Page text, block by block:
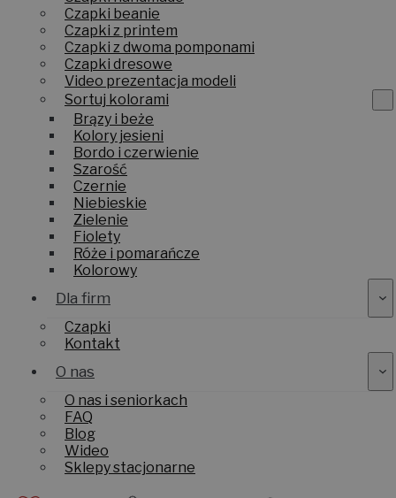
Czapki beanie
Czapki z printem
Czapki z dwoma pomponami
Czapki dresowe
Video prezentacja modeli
Sortuj kolorami
Brązy i beże
Kolory jesieni
Bordo i czerwienie
Szarość
Czernie
Niebieskie
Zielenie
Fiolety
Róże i pomarańcze
Kolorowy
Dla firm
Czapki
Kontakt
O nas
O nas i seniorkach
FAQ
Blog
Wideo
Sklepy stacjonarne